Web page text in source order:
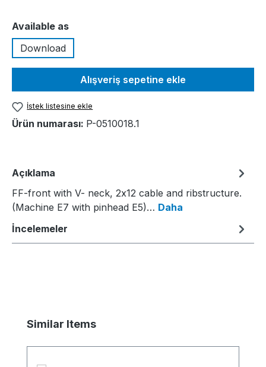
Seçin
Available as
Download
Alışveriş sepetine ekle
İstek listesine ekle
Ürün numarası: P-0510018.1
Açıklama
FF-front with V- neck, 2x12 cable and ribstructure.
(Machine E7 with pinhead E5)… Daha
İncelemeler
Ürün galerisini atla
Similar Items